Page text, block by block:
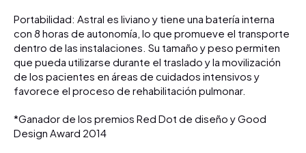
Portabilidad: Astral es liviano y tiene una batería interna
con 8 horas de autonomía, lo que promueve el transporte
dentro de las instalaciones. Su tamaño y peso permiten
que pueda utilizarse durante el traslado y la movilización
de los pacientes en áreas de cuidados intensivos y
favorece el proceso de rehabilitación pulmonar.
*Ganador de los premios Red Dot de diseño y Good
Design Award 2014